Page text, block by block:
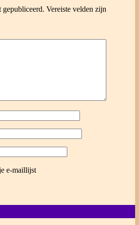
gepubliceerd. Vereiste velden zijn
e-maillijst